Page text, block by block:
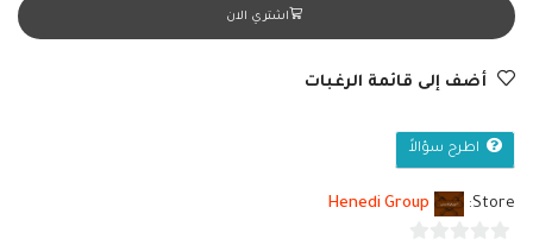
اشتري الان
أضف إلى قائمة الرغبات
اطرح سؤالاً
Store:
Henedi Group